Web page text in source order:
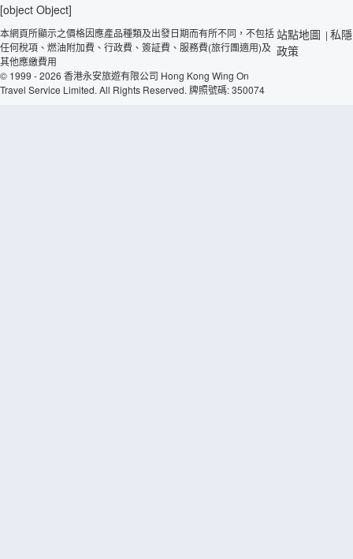
[object Object]
本網頁所顯示之價格因應產品種類及出發日期而有所不同，不包括
任何稅項、燃油附加費、行政費、簽証費、服務費(旅行團適用)及
其他應繳費用
© 1999 - 2026 香港永安旅遊有限公司 Hong Kong Wing On
Travel Service Limited. All Rights Reserved. 牌照號碼: 350074
站點地圖 | 私隱
政策